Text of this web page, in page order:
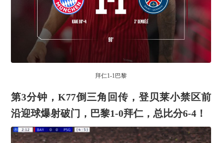
拜仁1-1巴黎
第3分钟，K77倒三角回传，登贝莱小禁区前
沿迎球爆射破门，巴黎1-0拜仁，总比分6-4！